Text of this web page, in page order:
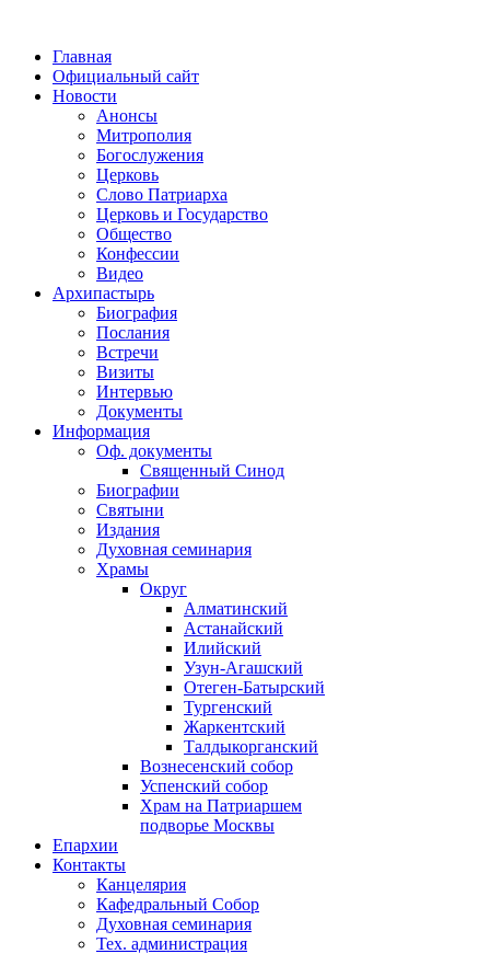
Главная
Официальный сайт
Новости
Анонсы
Митрополия
Богослужения
Церковь
Слово Патриарха
Церковь и Государство
Общество
Конфессии
Видео
Архипастырь
Биография
Послания
Встречи
Визиты
Интервью
Документы
Информация
Оф. документы
Священный Синод
Биографии
Святыни
Издания
Духовная семинария
Храмы
Округ
Алматинский
Астанайский
Илийский
Узун-Агашский
Отеген-Батырский
Тургенский
Жаркентский
Талдыкорганский
Вознесенский собор
Успенский собор
Храм на Патриаршем
подворье Москвы
Епархии
Контакты
Канцелярия
Кафедральный Собор
Духовная семинария
Тех. администрация